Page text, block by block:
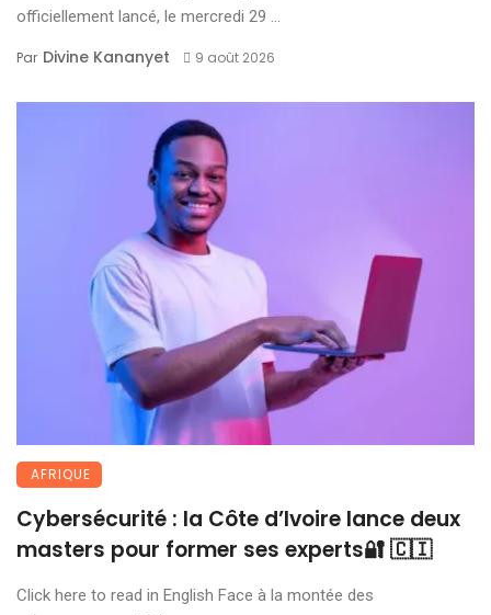
officiellement lancé, le mercredi 29 ...
Par Divine Kananyet 9 août 2026
AFRIQUE
Cybersécurité : la Côte d’Ivoire lance deux
masters pour former ses experts🔐 🇨🇮
Click here to read in English Face à la montée des